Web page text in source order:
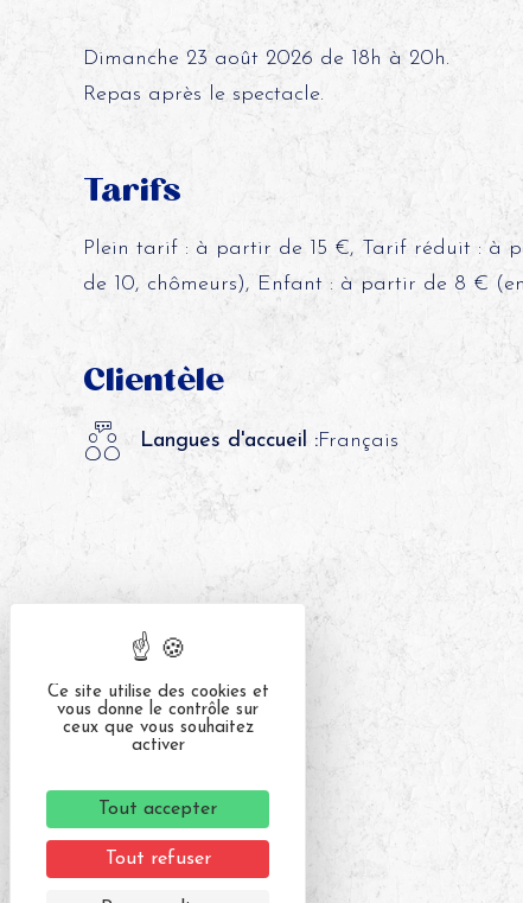
Dimanche 23 août 2026 de 18h à 20h.
Repas après le spectacle.
Tarifs
Plein tarif : à partir de 15 €, Tarif réduit : à
de 10, chômeurs), Enfant : à partir de 8 €
Clientèle
Langues d'accueil :Français
Ce site utilise des cookies et
vous donne le contrôle sur
ceux que vous souhaitez
activer
Tout accepter
Tout refuser